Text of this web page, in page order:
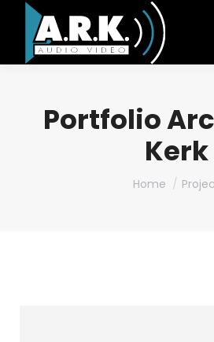
Portfolio
Kerk
Je bent hier:
Home